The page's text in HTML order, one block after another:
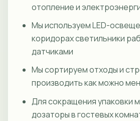
отопление и
Мы используем LED-
коридорах светильники
датчиками
Мы сортируем отходы и
производить как можно
Для сокращения упаковки
дозаторы в гостевых